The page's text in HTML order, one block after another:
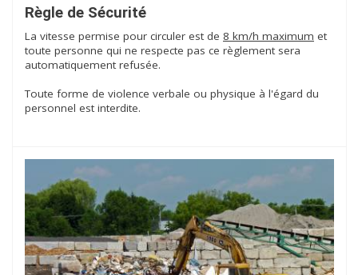
Règle de Sécurité
La vitesse permise pour circuler est de 8 km/h maximum et
toute personne qui ne respecte pas ce règlement sera
automatiquement refusée.
Toute forme de violence verbale ou physique à l'égard du
personnel est interdite.